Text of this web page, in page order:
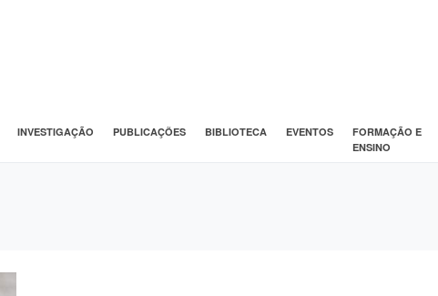
INVESTIGAÇÃO PUBLICAÇÕES BIBLIOTECA EVENTOS
FORMAÇÃO E
ENSINO